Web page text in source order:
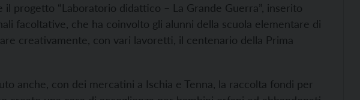
il progetto “Laboratorio didattico – La Grande Guerra”, inserito
facoltative, che ha coinvolto gli alunni della scuola elementare di
creativamente, con vari lavoretti, il centenario della Prima
anche, con dei mercatini a Ischia e Tenna, la raccolta fondi per